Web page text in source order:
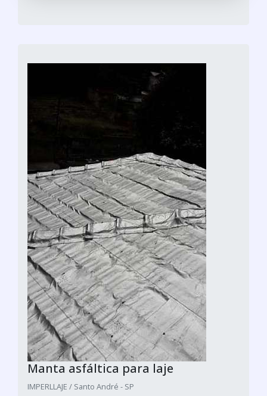
Manta asfáltica para laje
IMPERLLAJE / Santo André - SP